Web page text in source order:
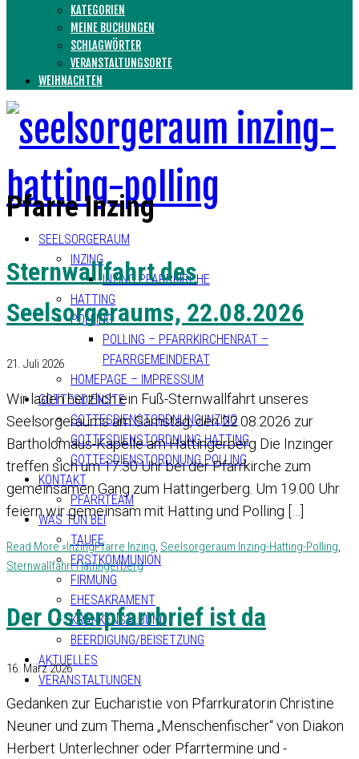
KATEGORIEN
MEINE BUCHUNGEN
SCHLAGWÖRTER
VERANSTALTUNGSORTE
WEIHNACHTEN
SEELSORGERAUM
INZING
INZING PFARRKIRCHE
HATTING
POLLING
POLLING – PFARRKIRCHENRAT –
PFARRGEMEINDERAT
HOMEPAGE – IMPRESSUM
GOTTESDIENSTE
GOTTESDIENSTORDNUNG INZING
GOTTESDIENSTORDNUNG HATTING
GOTTESDIENSTORDNUNG POLLING
KONTAKT
PFARRTEAM
WAS TUN BEI
TAUFE
ERSTKOMMUNION
FIRMUNG
EHESAKRAMENT
KRANKENSALBUNG
BEERDIGUNG/BEISETZUNG
AKTUELLES
VERANSTALTUNGEN
Pfarre Inzing
Sternwallfahrt des
Seelsorgeraums, 22.08.2026
21. Juli 2026
Wir laden herzlich ein Fuß-Sternwallfahrt unseres
Seelsorgeraums am Samstag, den 22.08.2026 zur
Bartholomäus-Kapelle am Hattingerberg Die Inzinger
treffen sich um 17.30 Uhr bei der Pfarrkirche zum
gemeinsamen Gang zum Hattingerberg. Um 19.00 Uhr
feiern wir gemeinsam mit Hatting und Polling […]
Read More »InzingPfarre Inzing, Seelsorgeraum Inzing-Hatting-Polling,
Sternwallfahrt Hattingerberg
Der Osterpfarrbrief ist da
16. März 2026
Gedanken zur Eucharistie von Pfarrkuratorin Christine
Neuner und zum Thema „Menschenfischer“ von Diakon
Herbert Unterlechner oder Pfarrtermine und -